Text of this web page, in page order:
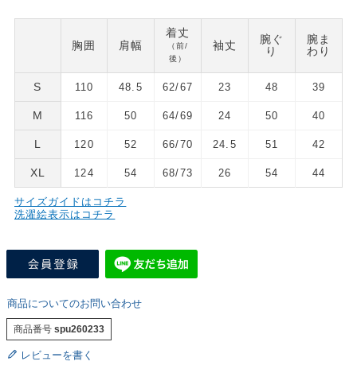
胸囲 肩幅
着丈
（前/
後）
袖丈
腕ぐ
り
腕ま
わり
S 110 48.5 62/67 23 48 39
M 116 50 64/69 24 50 40
L 120 52 66/70 24.5 51 42
XL 124 54 68/73 26 54 44
サイズガイドはコチラ
洗濯絵表示はコチラ
商品についてのお問い合わせ
商品番号 spu260233
レビューを書く